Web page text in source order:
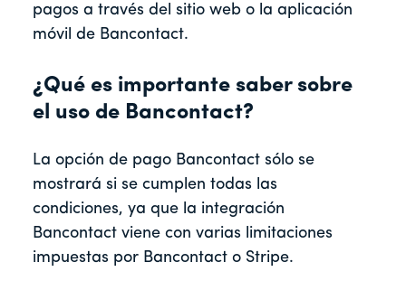
pagos a través del sitio web o la aplicación
móvil de Bancontact.
¿Qué es importante saber sobre
el uso de Bancontact?
La opción de pago Bancontact sólo se
mostrará si se cumplen todas las
condiciones, ya que la integración
Bancontact viene con varias limitaciones
impuestas por Bancontact o Stripe.